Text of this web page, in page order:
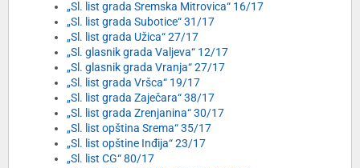
„Sl. list grada Sremska Mitrovica“ 16/17
„Sl. list grada Subotice“ 31/17
„Sl. list grada Užica“ 27/17
„Sl. glasnik grada Valjeva“ 12/17
„Sl. glasnik grada Vranja“ 27/17
„Sl. list grada Vršca“ 19/17
„Sl. list grada Zaječara“ 38/17
„Sl. list grada Zrenjanina“ 30/17
„Sl. list opština Srema“ 35/17
„Sl. list opštine Inđija“ 23/17
„Sl. list CG“ 80/17